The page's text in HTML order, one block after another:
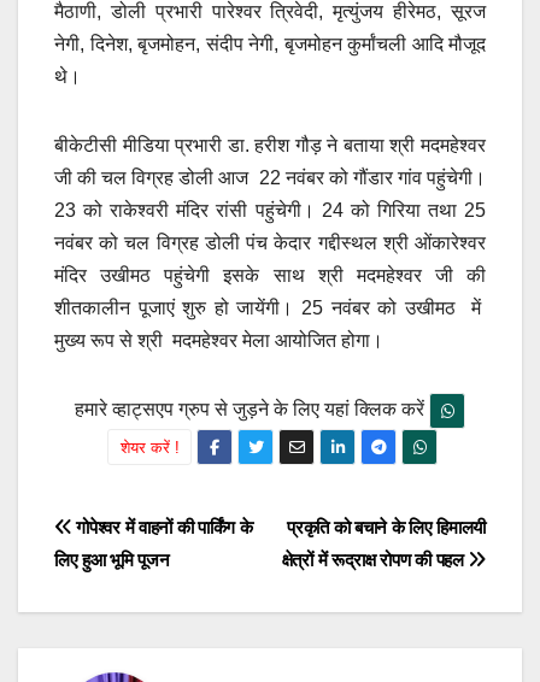
मैठाणी, डोली प्रभारी पारेश्वर त्रिवेदी, मृत्युंजय हीरेमठ, सूरज
नेगी, दिनेश, बृजमोहन, संदीप नेगी, बृजमोहन कुर्मांचली आदि मौजूद
थे।
बीकेटीसी मीडिया प्रभारी डा. हरीश गौड़ ने बताया श्री मदमहेश्वर
जी की चल विग्रह डोली आज 22 नवंबर को गौंडार गांव पहुंचेगी।
23 को राकेश्वरी मंदिर रांसी पहुंचेगी। 24 को गिरिया तथा 25
नवंबर को चल विग्रह डोली पंच केदार गद्दीस्थल श्री ओंकारेश्वर
मंदिर उखीमठ पहुंचेगी इसके साथ श्री मदमहेश्वर जी की
शीतकालीन पूजाएं शुरु हो जायेंगी। 25 नवंबर को उखीमठ में
मुख्य रूप से श्री मदमहेश्वर मेला आयोजित होगा।
हमारे व्हाट्सएप ग्रुप से जुड़ने के लिए यहां क्लिक करें
शेयर करें !
Post
navigation
प्रकृति को बचाने के लिए हिमालयी
क्षेत्रों में रूद्राक्ष रोपण की पहल
गोपेश्वर में वाहनों की पार्किंग के
लिए हुआ भूमि पूजन